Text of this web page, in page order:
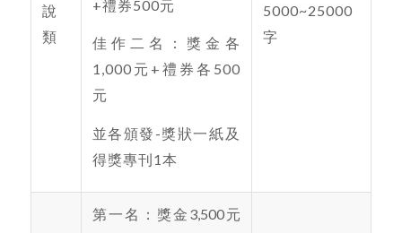
說
類
+禮券500元
佳作二名：獎金各
1,000元+禮券各500
元
並各頒發-獎狀一紙及
得獎專刊1本
5000~25000
字
第一名：獎金3,500元